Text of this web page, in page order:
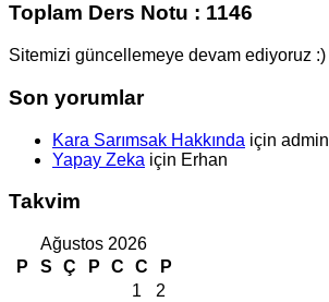
Toplam Ders Notu : 1146
Sitemizi güncellemeye devam ediyoruz :)
Son yorumlar
Kara Sarımsak Hakkında için admin
Yapay Zeka için Erhan
Takvim
Ağustos 2026
P
S Ç P C C
P
1
2